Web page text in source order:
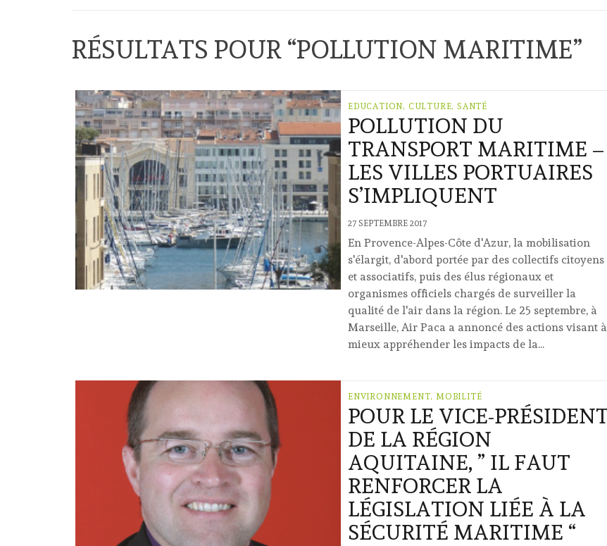
RÉSULTATS POUR “POLLUTION MARITIME”
EDUCATION, CULTURE, SANTÉ
POLLUTION DU
TRANSPORT MARITIME –
LES VILLES PORTUAIRES
S’IMPLIQUENT
27 SEPTEMBRE 2017
En Provence-Alpes-Côte d'Azur, la mobilisation
s'élargit, d'abord portée par des collectifs citoyens
et associatifs, puis des élus régionaux et
organismes officiels chargés de surveiller la
qualité de l'air dans la région. Le 25 septembre, à
Marseille, Air Paca a annoncé des actions visant à
mieux appréhender les impacts de la...
ENVIRONNEMENT, MOBILITÉ
POUR LE VICE-
DE LA RÉGION
AQUITAINE, ” IL FAUT
RENFORCER LA
LÉGISLATION LIÉE À LA
SÉCURITÉ MARITIME “